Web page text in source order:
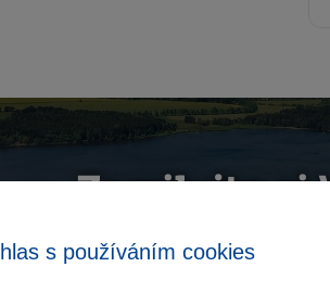
s používáním cookies
Zamilujte si
Přihlaste se k odběru našeho